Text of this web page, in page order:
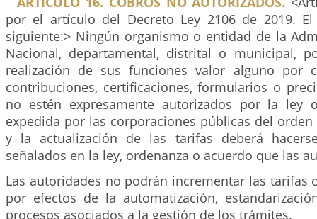
por el artículo del Decreto Ley 2106 de 2019.
siguiente:> Ningún organismo o entidad de la
Nacional, departamental, distrital o municipal,
realización de sus funciones valor alguno por
contribuciones, certificaciones, formularios o
no estén expresamente autorizados por la ley
expedida por las corporaciones públicas del
y la actualización de las tarifas deberá
señalados en la ley, ordenanza o acuerdo que las
Las autoridades no podrán incrementar las tarifas
por efectos de la automatización,
procesos asociados a la gestión de los trámites.